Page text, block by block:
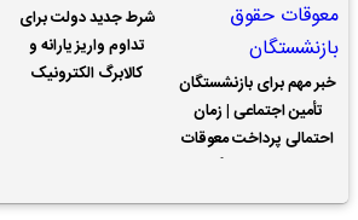
خبر مهم برای بازنشستگان
تأمین اجتماعی | زمان
احتمالی پرداخت معوقات
شرط جدید دولت برای
تداوم واریز یارانه و
کالابرگ الکترونیک